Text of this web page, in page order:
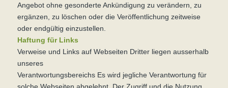
Angebot ohne gesonderte Ankündigung zu verändern, zu
ergänzen, zu löschen oder die Veröffentlichung zeitweise
oder endgültig einzustellen.
Haftung für Links
Verweise und Links auf Webseiten Dritter liegen ausserhalb
unseres
Verantwortungsbereichs Es wird jegliche Verantwortung für
solche Webseiten abgelehnt. Der Zugriff und die Nutzung